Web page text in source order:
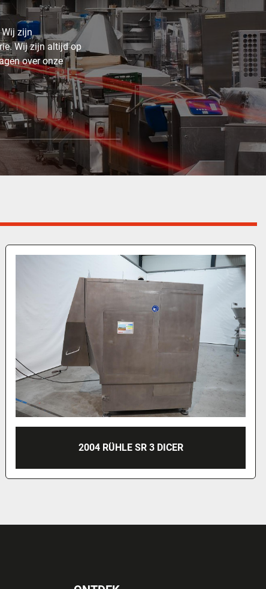
zijn
Wij zijn altijd op
over onze
NN RVS BORDES